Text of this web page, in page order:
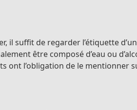
il suffit de regarder l’étiquette
être composé d’eau ou
ont l’obligation de le mentionner